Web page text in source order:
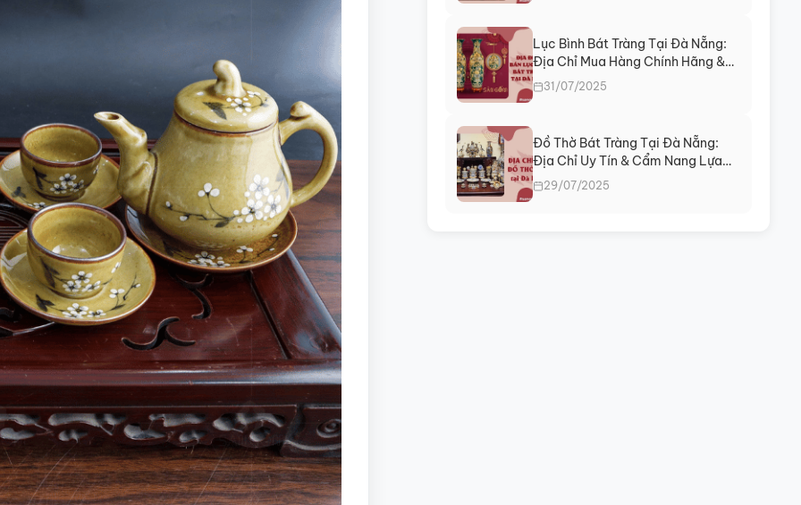
Lục Bình Bát Tràng Tại Đà Nẵng:
Địa Chỉ Mua Hàng Chính Hãng &
Tư Vấn Phong Thủy
31/07/2025
Đồ Thờ Bát Tràng Tại Đà Nẵng:
Địa Chỉ Uy Tín & Cẩm Nang Lựa
Chọn
29/07/2025